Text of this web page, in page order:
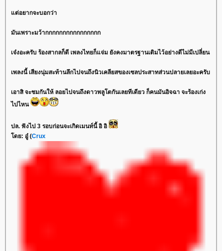
แต่อยากจะบอกว่า
มันเพราะมว้ากกกกกกกกกกกกกกกก
เจ๋งอะครับ ร้องสากลก็ดี เพลงไทยก็แจ่ม ยังคงมาตรฐานเดิมไว้อย่างดีไม่มีเปลี่ยน
เพลงนี้ เสียงนุ่มสะท้านลึกไปจนถึงนิวเคลียสของเซลประสาทส่วนปลายเลยอะครับ
เอาสิ จะชมกันให้ ลอยไปจนถึงดาวพลูโตกันเลยทีเดียว ก็คนมันอิจฉา จะร้องเก่ง
ไปไหน
ปล. ฟังไป 3 รอบก่อนจะเกิดเมนท์นี้ อิ อิ
โดย: อู๋ (Crux